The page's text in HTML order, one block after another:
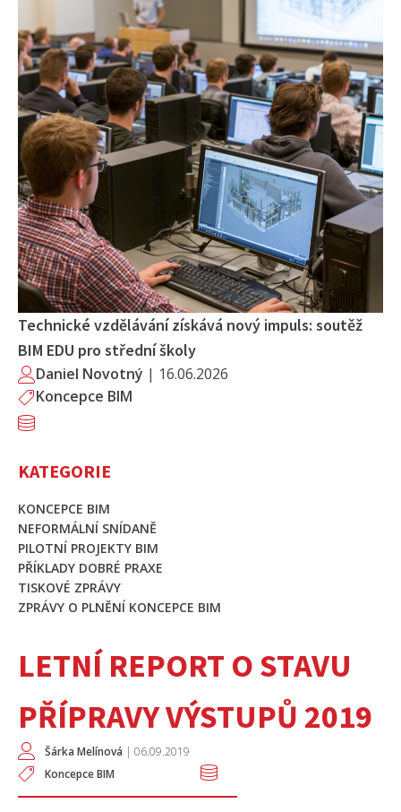
LETNÍ REPORT O STAVU
PŘÍPRAVY VÝSTUPŮ 2019
Šárka Melínová | 06.09.2019
Koncepce BIM
Technické vzdělávání získává nový impuls: soutěž
BIM EDU pro střední školy
Daniel Novotný | 16.06.2026
Koncepce BIM
KATEGORIE
KONCEPCE BIM
NEFORMÁLNÍ SNÍDANĚ
PILOTNÍ PROJEKTY BIM
PŘÍKLADY DOBRÉ PRAXE
TISKOVÉ ZPRÁVY
ZPRÁVY O PLNĚNÍ KONCEPCE BIM